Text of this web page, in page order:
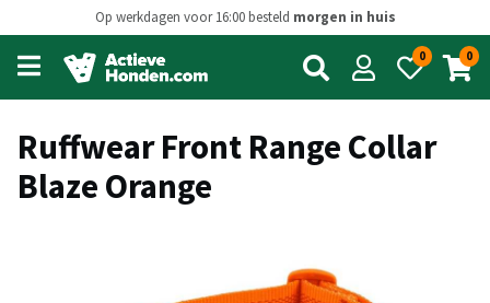
Op werkdagen voor 16:00 besteld morgen in huis
Open
main
menu
0 0
Ruffwear Front Range Collar
Blaze Orange